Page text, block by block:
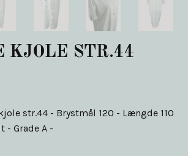
KJOLE STR.44
str.44 - Brystmål 120 - Længde 110
- Grade A -